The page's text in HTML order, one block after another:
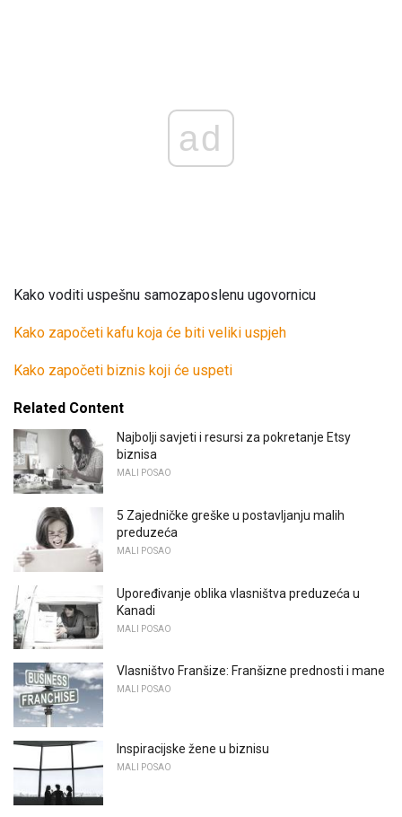
ad
Kako voditi uspešnu samozaposlenu ugovornicu
Kako započeti kafu koja će biti veliki uspjeh
Kako započeti biznis koji će uspeti
Related Content
Najbolji savjeti i resursi za pokretanje Etsy
biznisa
MALI POSAO
5 Zajedničke greške u postavljanju malih
preduzeća
MALI POSAO
Upoređivanje oblika vlasništva preduzeća u
Kanadi
MALI POSAO
Vlasništvo Franšize: Franšizne prednosti i mane
MALI POSAO
Inspiracijske žene u biznisu
MALI POSAO